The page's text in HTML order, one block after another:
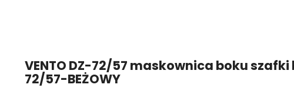
VENTO DZ-72/57 maskownica boku
72/57-BEŻOWY